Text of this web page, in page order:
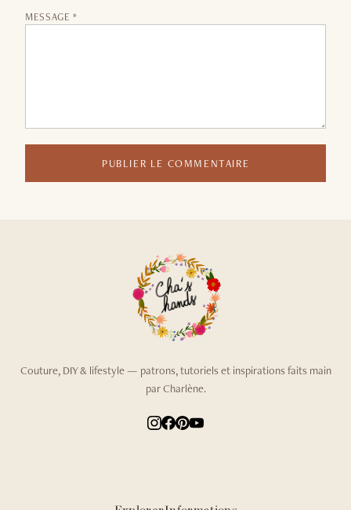
MESSAGE *
PUBLIER LE COMMENTAIRE
Couture, DIY & lifestyle — patrons, tutoriels et inspirations faits main
par Charlène.